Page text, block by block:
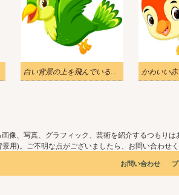
白い背景の上を飛んでいる緑の鳥のイラスト かわいい
像、写真、グラフィック、芸術を紹介するつもり
)。ご不明な点がございましたら、お問い合わせく
お問い合わせ |